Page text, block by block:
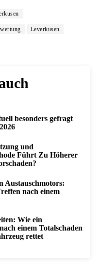
Leverkusen
besonders gefragt
und
Führt Zu Höherer
Austauschmotors:
nach einem
Wie ein
einem Totalschaden
rettet